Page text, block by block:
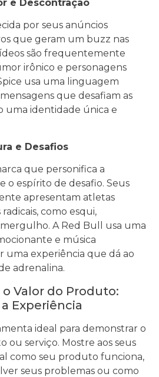
e Descontração
por seus anúncios
que geram um buzz nas
são frequentemente
irônico e personagens
usa uma linguagem
que desafiam as
uma identidade única e
e Desafios
que personifica a
o espírito de desafio. Seus
apresentam atletas
como esqui,
A Red Bull usa uma
e música
uma experiência que dá ao
adrenalina.
Valor do Produto:
Experiência
ideal para demonstrar o
ou serviço. Mostre aos seus
como seu produto funciona,
seus problemas ou como